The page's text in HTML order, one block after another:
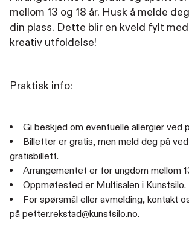
mellom 13 og 18 år. Husk å melde
din plass. Dette blir en kveld fylt
kreativ utfoldelse!
Praktisk info:
Gi beskjed om eventuelle allergier ved
Billetter er gratis, men meld deg på
gratisbillett.
Arrangementet er for ungdom mellom
Oppmøtested er Multisalen i Kunstsilo.
For spørsmål eller avmelding, kontakt
på petter.rekstad@kunstsilo.no.